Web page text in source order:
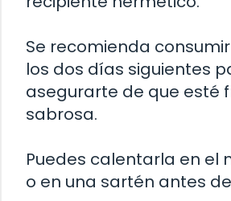
Se recomienda
los dos días siguientes
asegurarte de que esté
sabrosa.
Puedes calentarla en el
o en una sartén antes